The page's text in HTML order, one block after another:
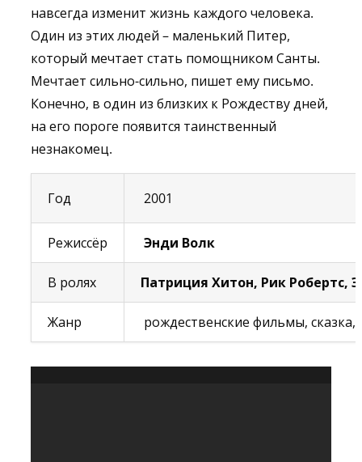
навсегда изменит жизнь каждого человека.
Один из этих людей – маленький Питер,
который мечтает стать помощником Санты.
Мечтает сильно-сильно, пишет ему письмо.
Конечно, в один из близких к Рождеству дней,
на его пороге появится таинственный
незнакомец.
Год 2001
Режиссёр Энди Волк
В ролях Патриция Хитон, Рик Робертс,
Жанр рождественские фильмы,